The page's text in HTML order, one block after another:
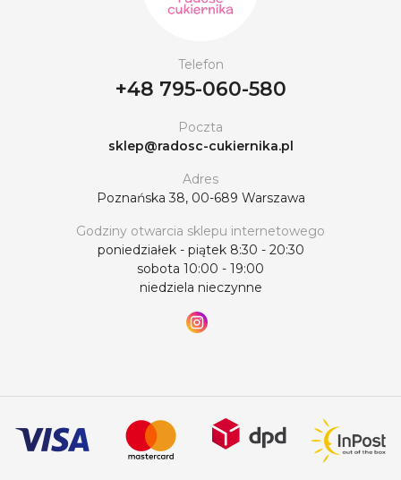
Telefon
+48 795-060-580
Poczta
sklep@radosc-cukiernika.pl
Adres
Poznańska 38, 00-689 Warszawa
Godziny otwarcia sklepu internetowego
poniedziałek - piątek 8:30 - 20:30
sobota 10:00 - 19:00
niedziela nieczynne